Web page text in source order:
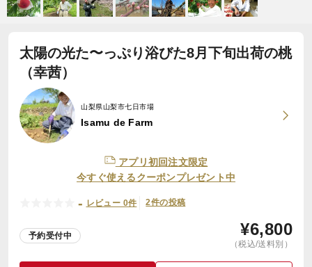
太陽の光た〜っぷり浴びた8月下旬出荷の桃
（幸茜）
山梨県山梨市七日市場
Isamu de Farm
アプリ初回注文限定
今すぐ使えるクーポンプレゼント中
- レビュー 0件 2件の投稿
予約受付中 ¥6,800
（税込/送料別）